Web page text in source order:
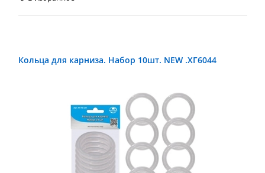
Кольца для карниза. Набор 10шт. NEW .ХГ6044